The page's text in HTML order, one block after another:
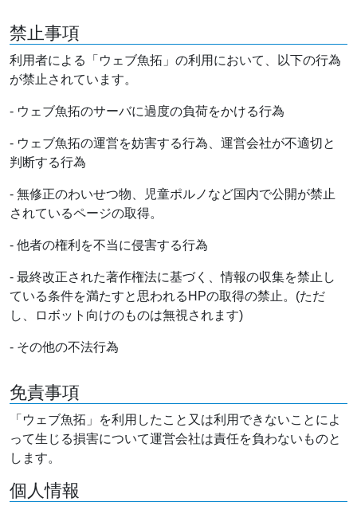
禁止事項
利用者による「ウェブ魚拓」の利用において、以下の行為
が禁止されています。
- ウェブ魚拓のサーバに過度の負荷をかける行為
- ウェブ魚拓の運営を妨害する行為、運営会社が不適切と
判断する行為
- 無修正のわいせつ物、児童ポルノなど国内で公開が禁止
されているページの取得。
- 他者の権利を不当に侵害する行為
- 最終改正された著作権法に基づく、情報の収集を禁止し
ている条件を満たすと思われるHPの取得の禁止。(ただ
し、ロボット向けのものは無視されます)
- その他の不法行為
免責事項
「ウェブ魚拓」を利用したこと又は利用できないことによ
って生じる損害について運営会社は責任を負わないものと
します。
個人情報